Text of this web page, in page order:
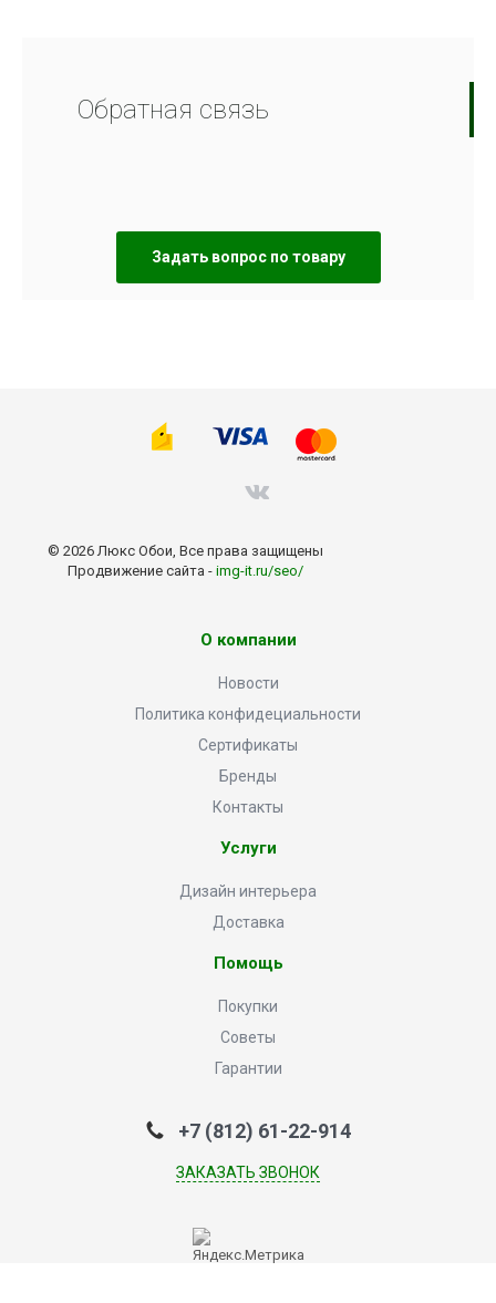
Обратная связь
Задать вопрос по товару
© 2026 Люкс Обои, Все права защищены
Продвижение сайта - img-it.ru/seo/
О компании
Новости
Политика конфидециальности
Сертификаты
Бренды
Контакты
Услуги
Дизайн интерьера
Доставка
Помощь
Покупки
Советы
Гарантии
+7 (812) 61-22-914
ЗАКАЗАТЬ ЗВОНОК